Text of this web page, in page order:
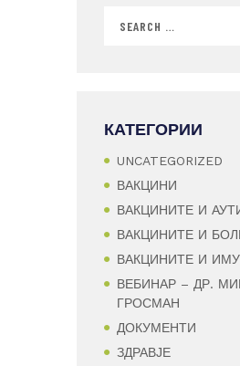
КАТЕГОРИИ
UNCATEGORIZED
ВАКЦИНИ
ВАКЦИНИТЕ И
ВАКЦИНИТЕ И
ВАКЦИНИТЕ И
ВЕБИНАР – ДР.
ГРОСМАН
ДОКУМЕНТИ
ЗДРАВЈЕ